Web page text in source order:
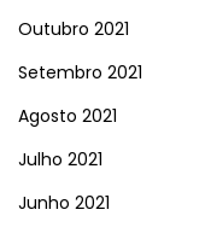
Outubro 2021
Setembro 2021
Agosto 2021
Julho 2021
Junho 2021